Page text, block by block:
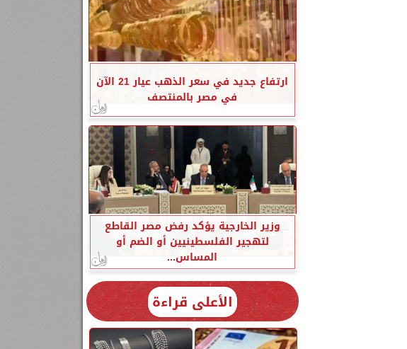
ارتفاع جديد في سعر الذهب عيار 21 الآن
في مصر بالمنتصف
وزير الخارجية يؤكد رفض مصر القاطع
لتهجير الفلسطينيين أو الضم أو
المساس...
الأعلى قراءة